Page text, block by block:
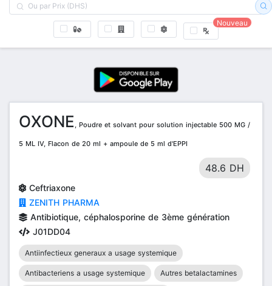
Nouveau
OXONE , Poudre et solvant pour solution injectable 500 MG /
5 ML IV, Flacon de 20 ml + ampoule de 5 ml d'EPPI
48.6 DH
Ceftriaxone
ZENITH PHARMA
Antibiotique, céphalosporine de 3ème génération
J01DD04
Antiinfectieux generaux a usage systemique
Antibacteriens a usage systemique Autres betalactamines